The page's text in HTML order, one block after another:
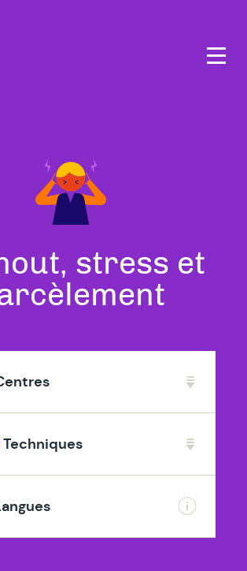
stress et
Techniques